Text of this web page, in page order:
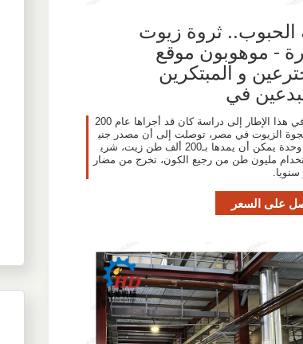
الحبوب.. ثروة زيوت
- موهوبون موقع
و المبتكرين
في
ويشير في هذا الإطار إلى دراسة كان قد أجراها عام 200
الزيوت في مصر، توصلت إلى أن مصدر جني
ن الأرز وحدة يمكن أن يمدها بـ200 ألف طن زيت، شري
مليون طن من رجيع الكون، تخرج من مضار
على السعر